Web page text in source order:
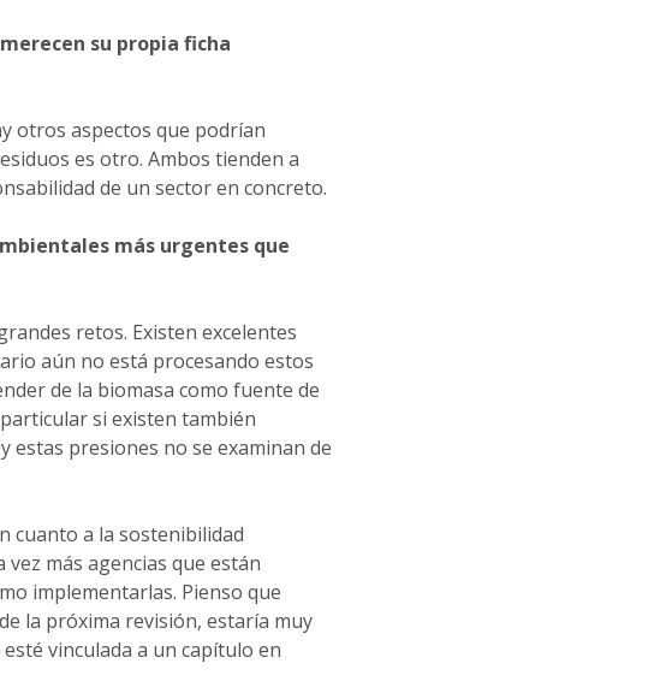
su propia ficha
otros aspectos que podrían
es otro. Ambos tienden a
de un sector en concreto.
más urgentes que
retos. Existen excelentes
aún no está procesando estos
de la biomasa como fuente de
si existen también
estas presiones no se examinan de
cuanto a la sostenibilidad
más agencias que están
implementarlas. Pienso que
la próxima revisión, estaría muy
vinculada a un capítulo en